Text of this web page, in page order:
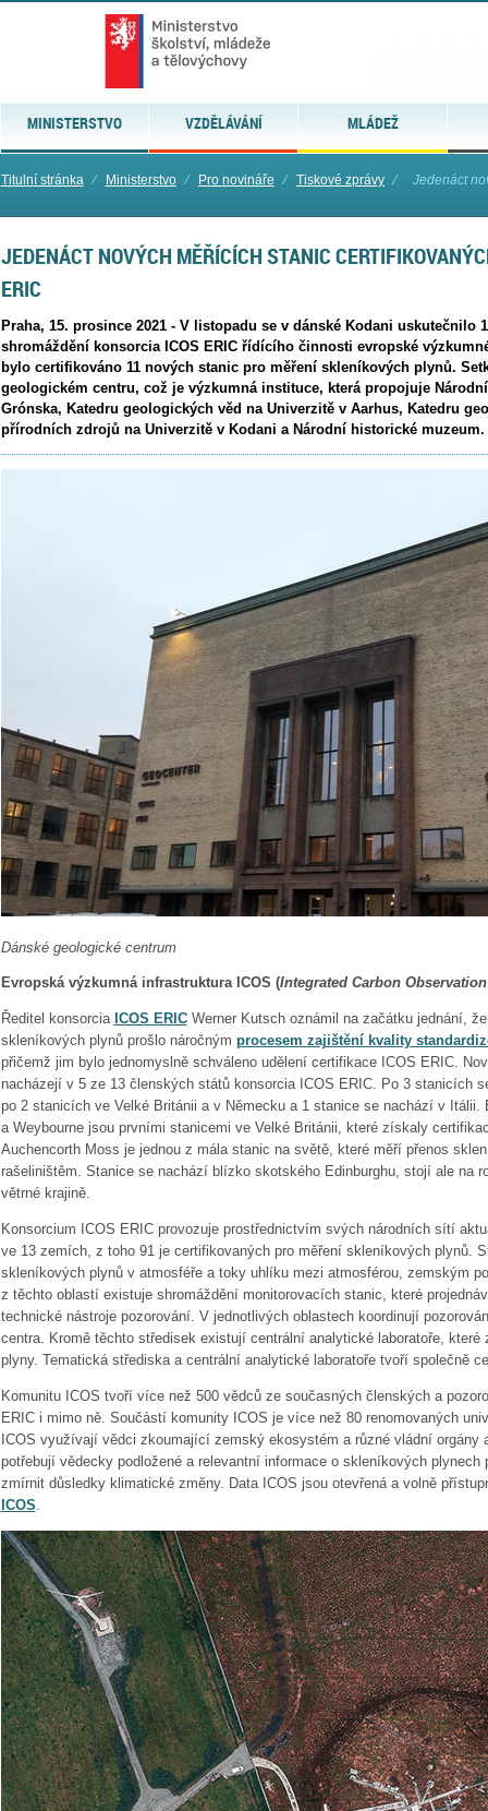
MINISTERSTVO VZDĚLÁVÁNÍ MLÁDEŽ
Titulní stránka ⁄ Ministerstvo ⁄ Pro novináře ⁄ Tiskové zprávy ⁄ Jedenáct
JEDENÁCT NOVÝCH MĚŘÍCÍCH STANIC
ERIC
Praha, 15. prosince 2021 - V listopadu se v dánské Kodani uskutečnilo
shromáždění konsorcia ICOS ERIC řídícího činnosti evropské
bylo certifikováno 11 nových stanic pro měření skleníkových plynů.
geologickém centru, což je výzkumná instituce, která propojuje
Grónska, Katedru geologických věd na Univerzitě v Aarhus, Katedru
přírodních zdrojů na Univerzitě v Kodani a Národní historické muzeum.
Dánské geologické centrum
Evropská výzkumná infrastruktura ICOS (Integrated Carbon
Ředitel konsorcia ICOS ERICWerner Kutsch oznámil na začátku jednání,
skleníkových plynů prošlo náročným procesem zajištění kvality
přičemž jim bylo jednomyslně schváleno udělení certifikace ICOS ERIC.
nacházejí v 5 ze 13 členských států konsorcia ICOS ERIC. Po 3 stanicích
po 2 stanicích ve Velké Británii a v Německu a 1 stanice se nachází v Itálii.
a Weybourne jsou prvními stanicemi ve Velké Británii, které získaly
Auchencorth Moss je jednou z mála stanic na světě, které měří přenos
rašeliništěm. Stanice se nachází blízko skotského Edinburghu, stojí ale na
větrné krajině.
Konsorcium ICOS ERIC provozuje prostřednictvím svých národních sítí
ve 13 zemích, z toho 91 je certifikovaných pro měření skleníkových plynů.
skleníkových plynů v atmosféře a toky uhlíku mezi atmosférou, zemským
z těchto oblastí existuje shromáždění monitorovacích stanic, které
technické nástroje pozorování. V jednotlivých oblastech koordinují
centra. Kromě těchto středisek existují centrální analytické laboratoře,
plyny. Tematická střediska a centrální analytické laboratoře tvoří společně
Komunitu ICOS tvoří více než 500 vědců ze současných členských a
ERIC i mimo ně. Součástí komunity ICOS je více než 80 renomovaných
ICOS využívají vědci zkoumající zemský ekosystém a různé vládní orgány
potřebují vědecky podložené a relevantní informace o skleníkových plynech
zmírnit důsledky klimatické změny. Data ICOS jsou otevřená a volně
ICOS